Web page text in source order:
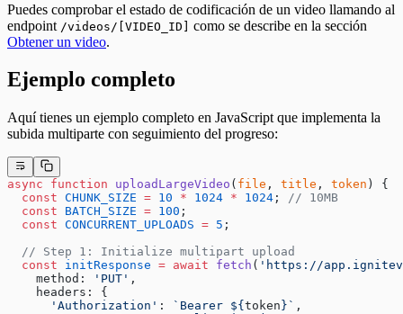
Puedes comprobar el estado de codificación de un video llamando al
endpoint /videos/[VIDEO_ID] como se describe en la sección
Obtener un video.
Ejemplo completo
Aquí tienes un ejemplo completo en JavaScript que implementa la
subida multiparte con seguimiento del progreso:
async function uploadLargeVideo ( file , title , token ) {
  const
CHUNK_SIZE = 10 * 1024 * 1024 ;
// 10MB
  const
BATCH_SIZE = 100 ;
  const
CONCURRENT_UPLOADS = 5 ;
  // Step 1: Initialize multipart upload
  const
initResponse = await fetch ( 'https://
    method:
'PUT' ,
    headers: {
      'Authorization'
: `Bearer ${token}` ,